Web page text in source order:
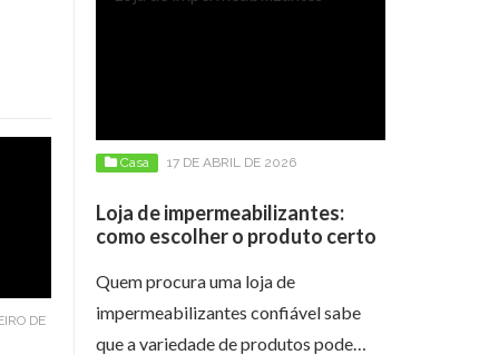
DE
Casa 17 DE ABRIL DE 2026
Loja de impermeabilizantes:
como escolher o produto certo
Quem procura uma loja de
impermeabilizantes confiável sabe
que a variedade de produtos pode…